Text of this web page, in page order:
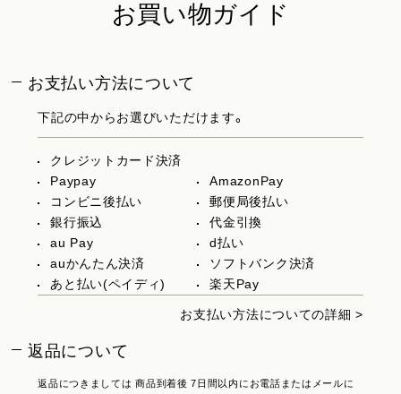
お買い物ガイド
お支払い方法について
下記の中からお選びいただけます。
クレジットカード決済
Paypay
AmazonPay
コンビニ後払い
郵便局後払い
銀行振込
代金引換
au Pay
d払い
auかんたん決済
ソフトバンク決済
あと払い(ペイディ)
楽天Pay
お支払い方法についての詳細 >
返品について
返品につきましては 商品到着後 7日間以内にお電話またはメールに